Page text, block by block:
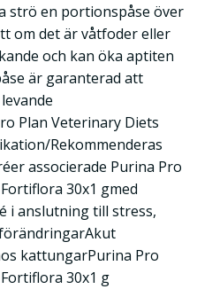
strö en portionspåse över
om det är våtfoder eller
och kan öka aptiten
är garanterad att
Plan Veterinary Diets
Rekommenderas
associerade Purina Pro
30x1 gmed
i anslutning till stress,
kattungarPurina Pro
30x1 g